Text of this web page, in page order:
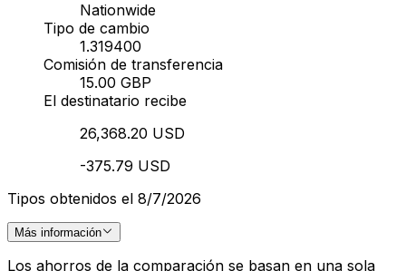
Nationwide
Tipo de cambio
1.319400
Comisión de transferencia
15.00 GBP
El destinatario recibe
26,368.20 USD
-375.79 USD
Tipos obtenidos el 8/7/2026
Más información
Los ahorros de la comparación se basan en una sola